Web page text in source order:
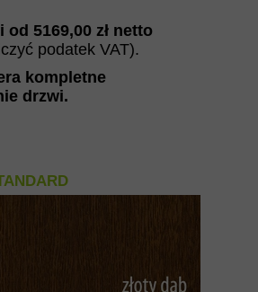
kompletne
drzwi.
od 5169,00 zł netto
podatek VAT).